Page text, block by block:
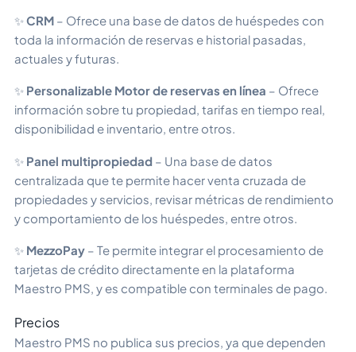
✨CRM – Ofrece una base de datos de huéspedes con
toda la información de reservas e historial pasadas,
actuales y futuras.
✨ Personalizable Motor de reservas en línea – Ofrece
información sobre tu propiedad, tarifas en tiempo real,
disponibilidad e inventario, entre otros.
✨ Panel multipropiedad – Una base de datos
centralizada que te permite hacer venta cruzada de
propiedades y servicios, revisar métricas de rendimiento
y comportamiento de los huéspedes, entre otros.
✨ MezzoPay – Te permite integrar el procesamiento de
tarjetas de crédito directamente en la plataforma
Maestro PMS, y es compatible con terminales de pago.
Precios
Maestro PMS no publica sus precios, ya que dependen